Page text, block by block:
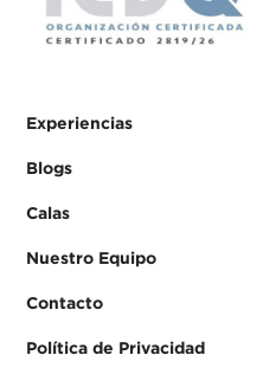
Experiencias
Blogs
Calas
Nuestro Equipo
Contacto
Política de Privacidad